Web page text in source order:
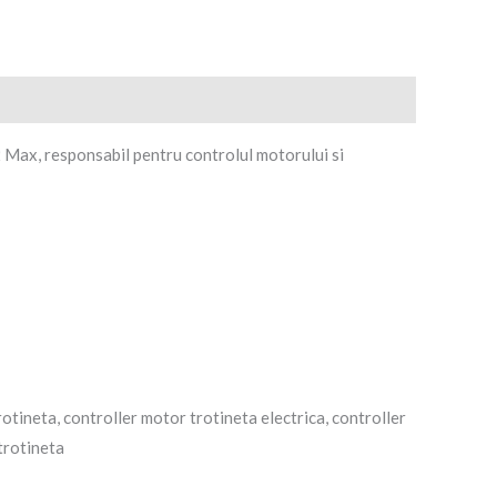
responsabil pentru controlul motorului si
controller motor trotineta electrica, controller